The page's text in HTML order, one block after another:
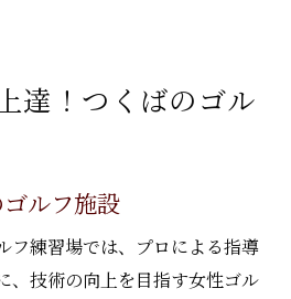
達！つくばのゴル
ルフ施設
フ練習場では、プロによる指導
、技術の向上を目指す女性ゴル